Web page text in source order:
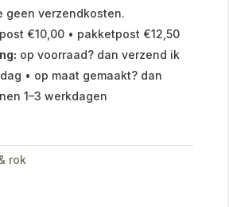
geen verzendkosten.
€10,00 • pakketpost €12,50
op voorraad? dan verzend ik
• op maat gemaakt? dan
1–3 werkdagen
rok